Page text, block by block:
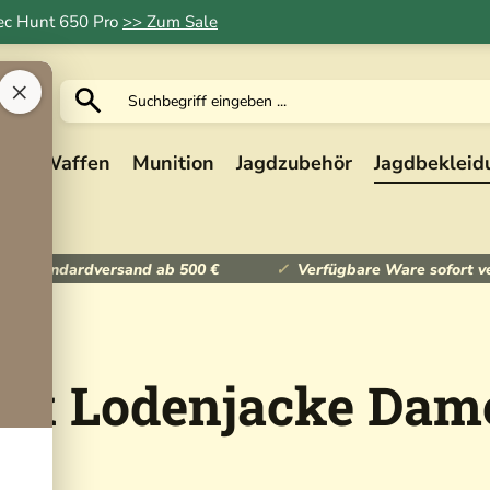
Hunt 650 Pro >> Zum Sale
×
Waffen Munition Jagdzubehör
Standardversand ab 500 € Verfügbare Ware sofort
Lodenjacke